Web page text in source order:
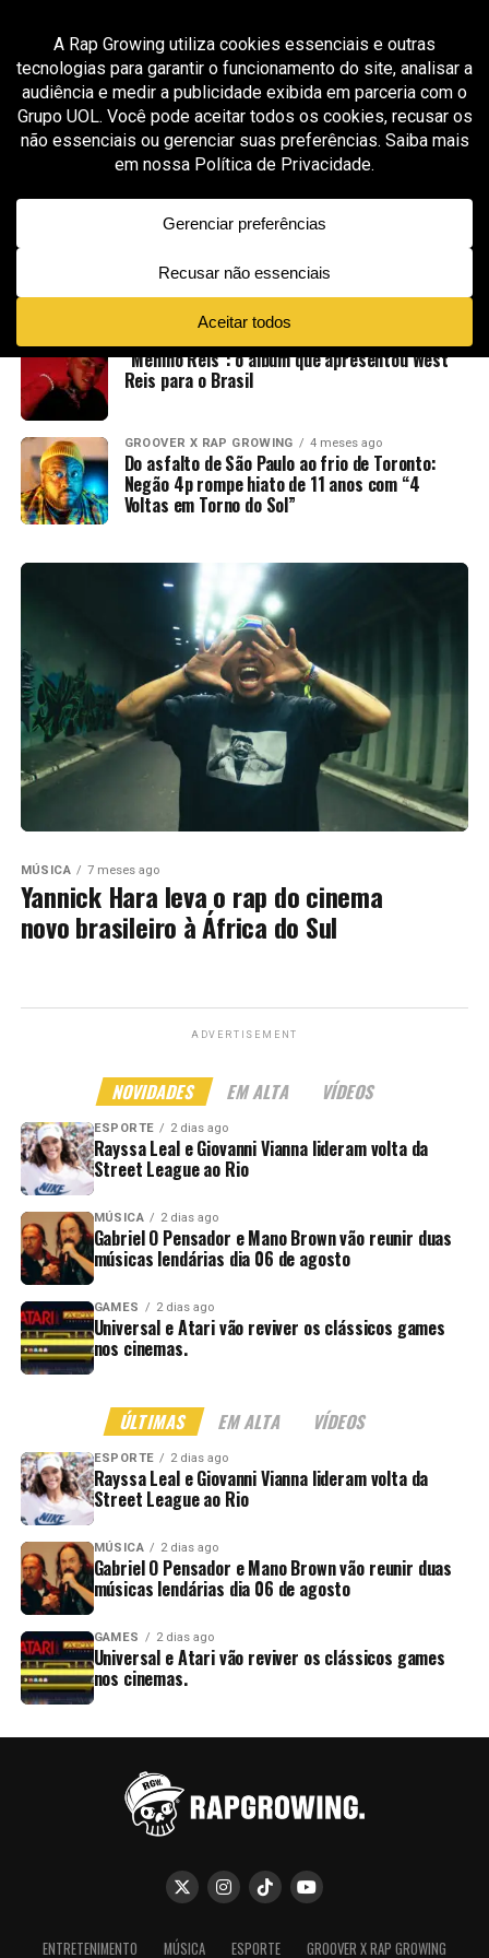
All posts tagged "cultura urbana brasileira"
MODA & STREETWEAR 2 meses ago
DISTURB X DIADORA: FUTEBOL, SKATE E RUA NO
MESMO UNIFORME
3 meses ago
ancestralidade afro-brasileira, instrumentos
nativos e futurismo à nova MPB
“Menino Reis”: o álbum que apresentou West
Reis para o Brasil
GROOVER X RAP GROWING 4 meses ago
Do asfalto de São Paulo ao frio de Toronto:
Negão 4p rompe hiato de 11 anos com “4
Voltas em Torno do Sol”
MÚSICA 7 meses ago
Yannick Hara leva o rap do cinema
novo brasileiro à África do Sul
ADVERTISEMENT
NOVIDADES EM ALTA VÍDEOS
ESPORTE 2 dias ago
Rayssa Leal e Giovanni Vianna lideram volta da
Street League ao Rio
MÚSICA 2 dias ago
Gabriel O Pensador e Mano Brown vão reunir duas
músicas lendárias dia 06 de agosto
GAMES 2 dias ago
Universal e Atari vão reviver os clássicos games
nos cinemas.
ÚLTIMAS EM ALTA VÍDEOS
ESPORTE 2 dias ago
Rayssa Leal e Giovanni Vianna lideram volta da
Street League ao Rio
MÚSICA 2 dias ago
Gabriel O Pensador e Mano Brown vão reunir duas
músicas lendárias dia 06 de agosto
GAMES 2 dias ago
Universal e Atari vão reviver os clássicos games
nos cinemas.
ENTRETENIMENTO MÚSICA ESPORTE GROOVER X RAP GROWING